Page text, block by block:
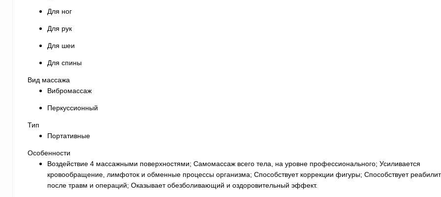
Для ног
Для рук
Для шеи
Для спины
Вид массажа
Вибромассаж
Перкуссионный
Тип
Портативные
Особенности
Воздействие 4 массажными поверхностями; Самомассаж всего тела, на уровне профессионального; Усиливается
кровообращение, лимфоток и обменные процессы организма; Способствует коррекции фигуры; Способствует
после травм и операций; Оказывает обезболивающий и оздоровительный эффект.